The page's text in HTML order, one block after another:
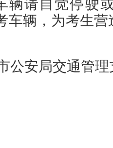
辆请自觉停驶
车辆，为考生
公安局交通管